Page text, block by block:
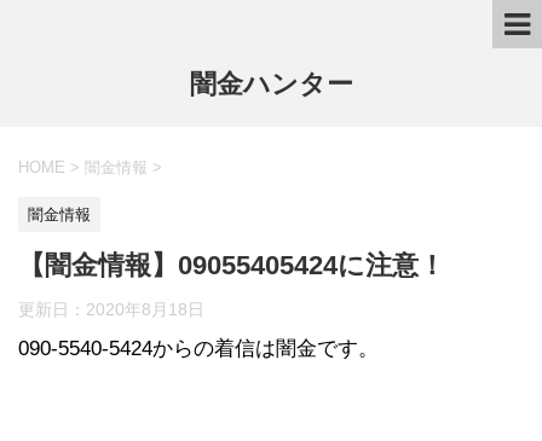
闇金ハンター
HOME > 闇金情報 >
闇金情報
【闇金情報】09055405424に注意！
更新日： 2020年8月18日
090-5540-5424からの着信は闇金です。